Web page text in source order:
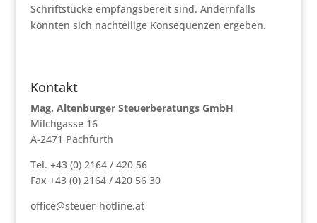
Schriftstücke empfangsbereit sind. Andernfalls
könnten sich nachteilige Konsequenzen ergeben.
Kontakt
Mag. Altenburger Steuerberatungs GmbH
Milchgasse 16
A-2471 Pachfurth
Tel. +43 (0) 2164 / 420 56
Fax +43 (0) 2164 / 420 56 30
office@steuer-hotline.at